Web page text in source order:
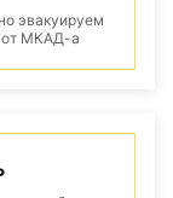
эвакуируем
от МКАД-а